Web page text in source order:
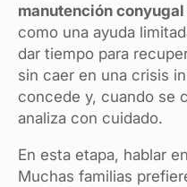
manutención conyugal
como una ayuda
dar tiempo para
sin caer en una crisis
concede y, cuando se
analiza con cuidado.
En esta etapa, hablar
Muchas familias